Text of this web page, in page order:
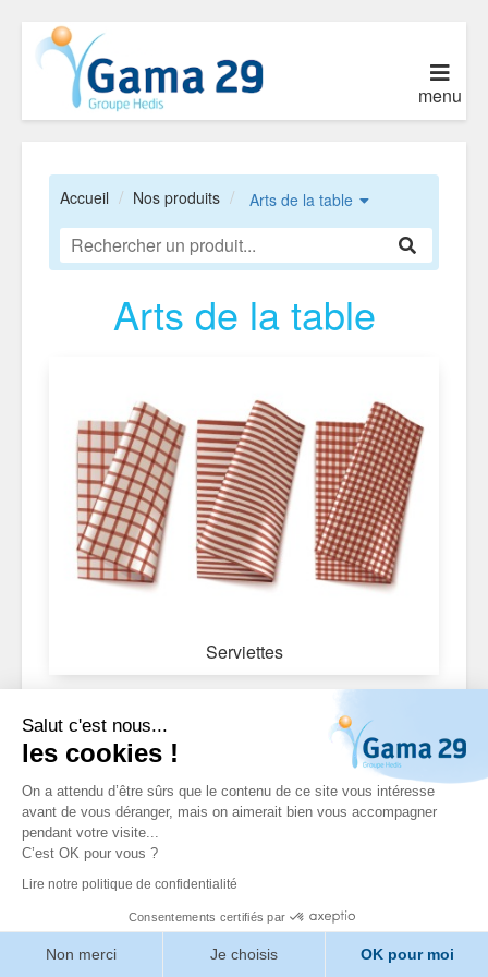
Salut c'est nous...
les cookies !
On a attendu d’être sûrs que le contenu de ce site vous intéresse
avant de vous déranger, mais on aimerait bien vous accompagner
pendant votre visite...
C’est OK pour vous ?
Lire notre politique de confidentialité
Consentements certifiés par
Non merci Je choisis OK pour moi
menu
Accueil Nos produits Arts de la table
Arts de la table
Serviettes